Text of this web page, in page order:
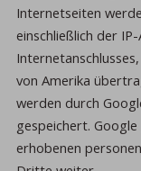
Internetseiten
einschließlich der
von Amerika
werden durch
gespeichert.
erhobenen